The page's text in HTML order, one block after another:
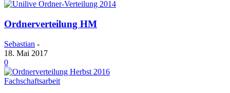
Ordnerverteilung HM
Sebastian -
18. Mai 2017
0
Fachschaftsarbeit